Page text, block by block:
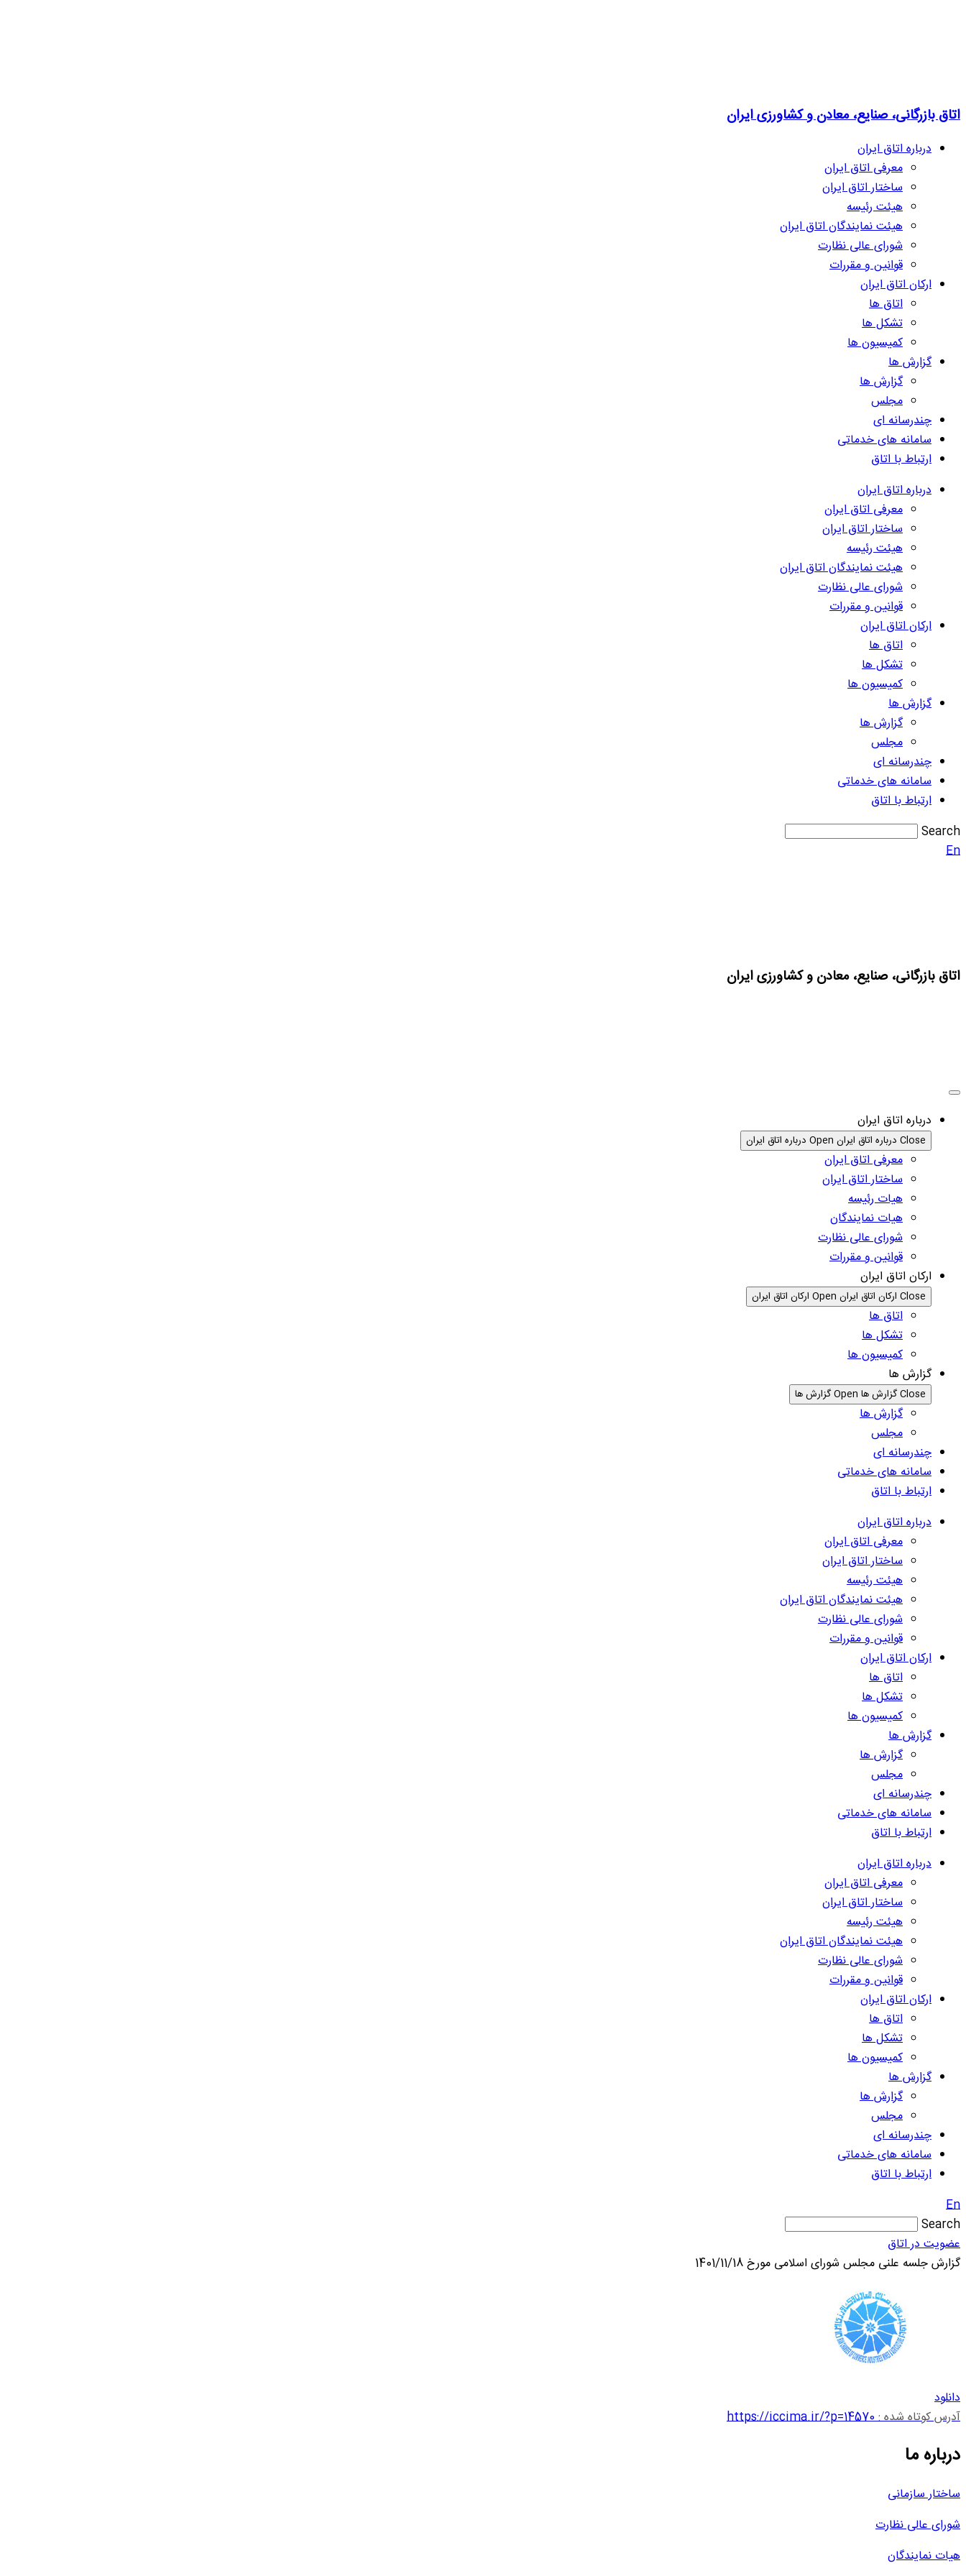
اتاق بازرگانی، صنایع، معادن و کشاورزی ایران
درباره اتاق ایران
معرفی اتاق ایران
ساختار اتاق ایران
هیئت رئیسه
هیئت نمایندگان اتاق ایران
شورای عالی نظارت
قوانین و مقررات
ارکان اتاق ایران
اتاق ها
تشکل ها
کمیسیون ها
گزارش ها
گزارش ها
مجلس
چندرسانه ای
سامانه های خدماتی
ارتباط با اتاق
درباره اتاق ایران
معرفی اتاق ایران
ساختار اتاق ایران
هیئت رئیسه
هیئت نمایندگان اتاق ایران
شورای عالی نظارت
قوانین و مقررات
ارکان اتاق ایران
اتاق ها
تشکل ها
کمیسیون ها
گزارش ها
گزارش ها
مجلس
چندرسانه ای
سامانه های خدماتی
ارتباط با اتاق
Search
En
اتاق بازرگانی، صنایع، معادن و کشاورزی ایران
درباره اتاق ایران
Close درباره اتاق ایران Open درباره اتاق ایران
معرفی اتاق ایران
ساختار اتاق ایران
هیات رئیسه
هیات نمایندگان
شورای عالی نظارت
قوانین و مقررات
ارکان اتاق ایران
Close ارکان اتاق ایران Open ارکان اتاق ایران
اتاق ها
تشکل ها
کمیسیون ها
گزارش ها
Close گزارش ها Open گزارش ها
گزارش ها
مجلس
چندرسانه ای
سامانه های خدماتی
ارتباط با اتاق
درباره اتاق ایران
معرفی اتاق ایران
ساختار اتاق ایران
هیئت رئیسه
هیئت نمایندگان اتاق ایران
شورای عالی نظارت
قوانین و مقررات
ارکان اتاق ایران
اتاق ها
تشکل ها
کمیسیون ها
گزارش ها
گزارش ها
مجلس
چندرسانه ای
سامانه های خدماتی
ارتباط با اتاق
درباره اتاق ایران
معرفی اتاق ایران
ساختار اتاق ایران
هیئت رئیسه
هیئت نمایندگان اتاق ایران
شورای عالی نظارت
قوانین و مقررات
ارکان اتاق ایران
اتاق ها
تشکل ها
کمیسیون ها
گزارش ها
گزارش ها
مجلس
چندرسانه ای
سامانه های خدماتی
ارتباط با اتاق
En
Search
عضویت در اتاق
گزارش جلسه علنی مجلس شورای اسلامی مورخ 1401/11/18
دانلود
آدرس کوتاه شده :https://iccima.ir/?p=14570
درباره ما
ساختار سازمانی
شورای عالی نظارت
هیات نمایندگان